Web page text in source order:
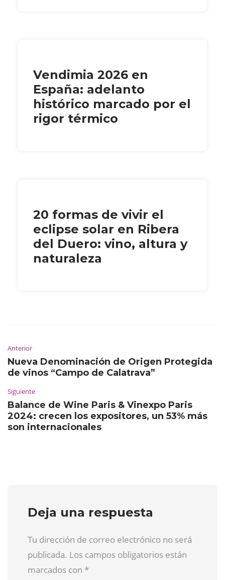
Vendimia 2026 en
España: adelanto
histórico marcado por el
rigor térmico
20 formas de vivir el
eclipse solar en Ribera
del Duero: vino, altura y
naturaleza
Anterior
Nueva Denominación de Origen Protegida
de vinos “Campo de Calatrava”
Siguiente
Balance de Wine Paris & Vinexpo Paris
2024: crecen los expositores, un 53% más
son internacionales
Deja una respuesta
Tu dirección de correo electrónico no será
publicada. Los campos obligatorios están
marcados con *